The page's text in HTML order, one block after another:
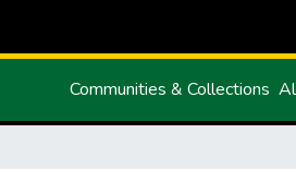
Communities & Collections